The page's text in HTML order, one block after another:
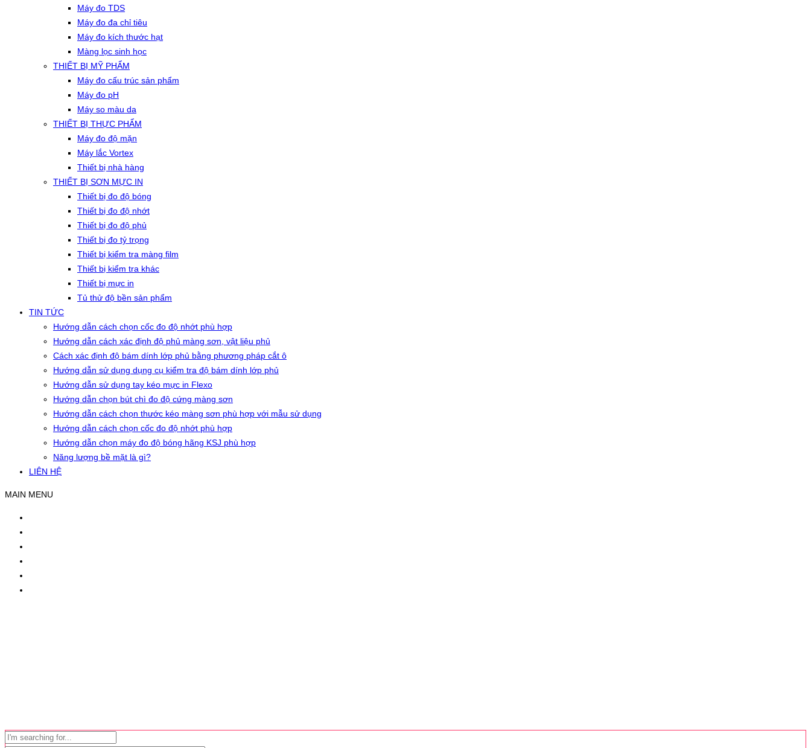
Máy đo TDS
Máy đo đa chỉ tiêu
Máy đo kích thước hạt
Màng lọc sinh học
THIẾT BỊ MỸ PHẨM
Máy đo cấu trúc sản phẩm
Máy đo pH
Máy so màu da
THIẾT BỊ THỰC PHẨM
Máy đo độ mặn
Máy lắc Vortex
Thiết bị nhà hàng
THIẾT BỊ SƠN MỰC IN
Thiết bị đo độ bóng
Thiết bị đo độ nhớt
Thiết bị đo độ phủ
Thiết bị đo tỷ trọng
Thiết bị kiểm tra màng film
Thiết bị kiểm tra khác
Thiết bị mực in
Tủ thử độ bền sản phẩm
TIN TỨC
Hướng dẫn cách chọn cốc đo độ nhớt phù hợp
Hướng dẫn cách xác định độ phủ màng sơn, vật liệu phủ
Cách xác định độ bám dính lớp phủ bằng phương pháp cắt ô
Hướng dẫn sử dụng dụng cụ kiểm tra độ bám dính lớp phủ
Hướng dẫn sử dụng tay kéo mực in Flexo
Hướng dẫn chọn bút chì đo độ cứng màng sơn
Hướng dẫn cách chọn thước kéo màng sơn phù hợp với mẫu sử dụng
Hướng dẫn cách chọn cốc đo độ nhớt phù hợp
Hướng dẫn chọn máy đo độ bóng hãng KSJ phù hợp
Năng lượng bề mặt là gì?
LIÊN HỆ
MAIN MENU